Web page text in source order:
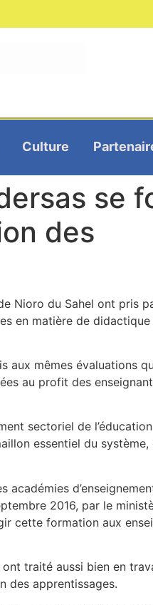
Culture
se
des
Nioro du Sahel ont pris
en matière de
aux mêmes évaluations
au profit des
sectoriel de l’éducation
essentiel du
2016, par le
cette formation aux
traité aussi bien en
des apprentissages.